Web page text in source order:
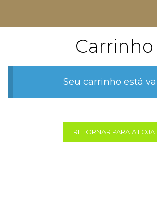
Carrinho
Seu carrinho está
RETORNAR PARA A LOJA